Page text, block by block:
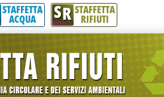
STAFFETTA
ACQUA SR STAFFETTA
RIFIUTI